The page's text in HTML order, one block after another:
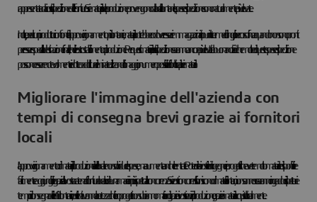
rappresentata dai costi di spedizione delle forniture. Se i materiali per la produzione provengono da località lontane, le spese di spedizione sono naturalmente più elevate.
Inoltre, per alcuni produttori con fonti di approvvigionamento più lontane, i materiali potrebbero dover essere immagazzinati in punti intermedi lungo il percorso fino a quando non sono pronti
per essere spediti alla destinazione finale, che è il vostro stabilimento di produzione. Per questi materiali, i costi di spedizione saranno ancora più elevati. La buona notizia è che molte di queste spese di spedizione
possono essere notevolmente ridotte o addirittura eliminate utilizzando il maggior numero possibile di fonti locali per i materiali.
Migliorare l'immagine dell'azienda con
tempi di consegna brevi grazie ai fornitori
locali
L'approvvigionamento di materiali di produzione a livello locale non solo riduce le spese, ma aumenta anche le entrate. Poter dire ai vostri clienti ingegneri e progettisti che avete molto materiale disponibile e
facilmente raggiungibile grazie alla vostra catena di fornitura locale vi dà una marcia in più rispetto alla concorrenza. Se i vostri concorrenti si riforniscono di materiali lontani, non sanno se saranno in grado di rispettare i
tempi di consegna dei clienti. Al contrario, i vostri clienti avranno la certezza che i loro progetti non subiranno mai ritardi grazie ai vostri servizi di produzione, grazie ai materiali acquistati localmente.